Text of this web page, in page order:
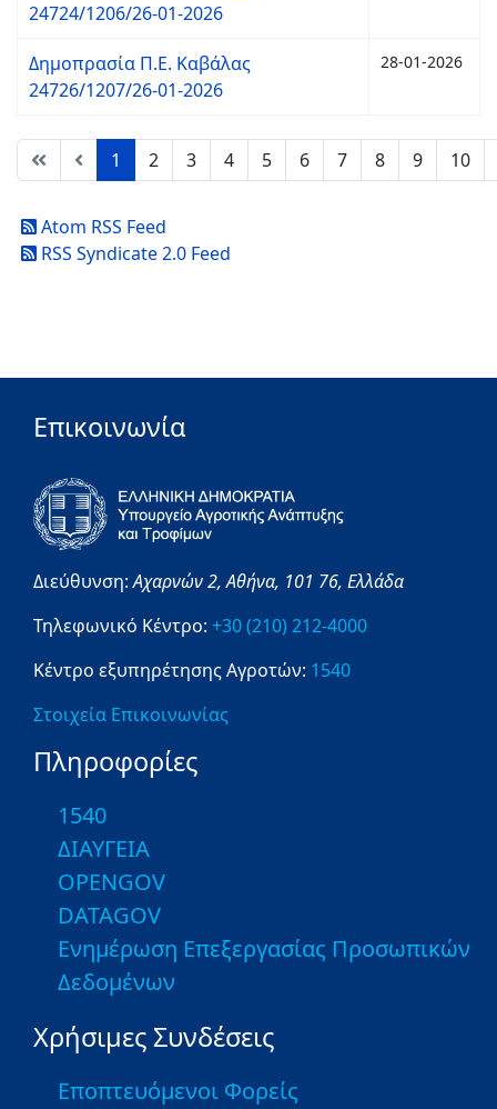
24724/1206/26-01-2026
Δημοπρασία Π.Ε. Καβάλας
24726/1207/26-01-2026
28-01-2026
1 2 3 4 5 6 7 8 9 10
Atom RSS Feed
RSS Syndicate 2.0 Feed
Επικοινωνία
Διεύθυνση:Αχαρνών 2,Αθήνα, 101 76, Ελλάδα
Τηλεφωνικό Κέντρο: +30 (210) 212-4000
Κέντρο εξυπηρέτησης Αγροτών: 1540
Στοιχεία Επικοινωνίας
Πληροφορίες
1540
ΔΙΑΥΓΕΙΑ
OPENGOV
DATAGOV
Ενημέρωση Επεξεργασίας Προσωπικών
Δεδομένων
Χρήσιμες Συνδέσεις
Εποπτευόμενοι Φορείς